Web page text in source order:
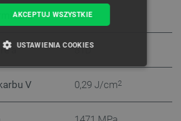
80°C
81D
V 0,29 J/cm2
AKCEPTUJ WSZYSTKIE
USTAWIENIA COOKIES